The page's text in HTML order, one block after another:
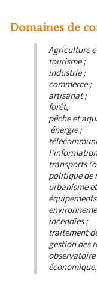
Domaines de
Agriculture
tourisme ;
industrie ;
commerce ;
artisanat ;
forêt,
pêche et
énergie ;
transports
politique de
urbanisme
incendies ;
traitement
gestion des